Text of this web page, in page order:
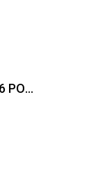
SILENCIEUX FMF SX 85 2025-2026 POWERCORE 2